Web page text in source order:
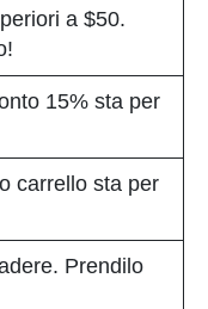
a $50.
15% sta per
carrello sta per
Prendilo